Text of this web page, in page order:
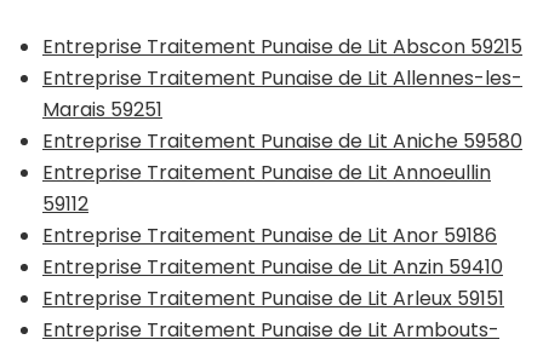
Entreprise Traitement Punaise de Lit Abscon 59215
Entreprise Traitement Punaise de Lit Allennes-les-
Marais 59251
Entreprise Traitement Punaise de Lit Aniche 59580
Entreprise Traitement Punaise de Lit Annoeullin
59112
Entreprise Traitement Punaise de Lit Anor 59186
Entreprise Traitement Punaise de Lit Anzin 59410
Entreprise Traitement Punaise de Lit Arleux 59151
Entreprise Traitement Punaise de Lit Armbouts-